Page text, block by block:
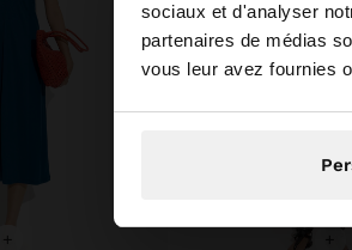
sociaux et d'analyser
partenaires de médias
vous leur avez fournies
Vous accédez
+